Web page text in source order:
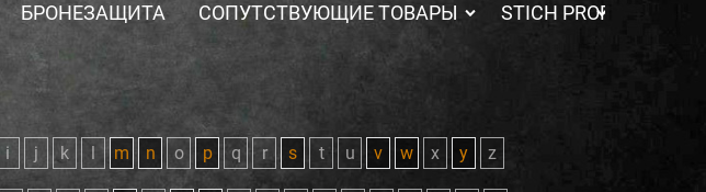
БРОНЕЗАЩИТА СОПУТСТВУЮЩИЕ ТОВАРЫ STICH PROFI
i j k l m n o p q r s t u v w x y z